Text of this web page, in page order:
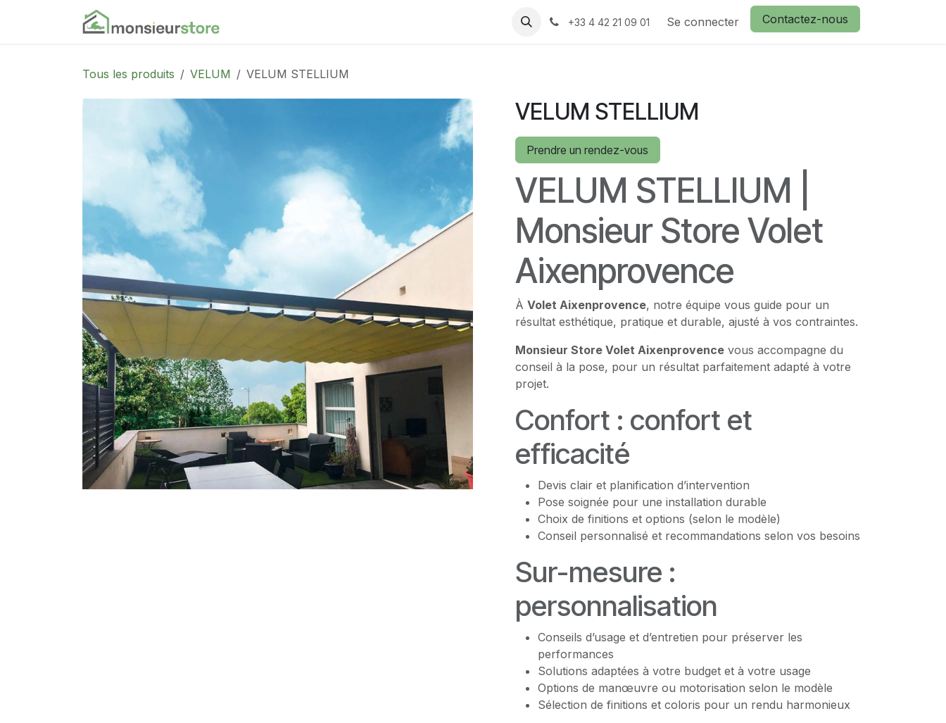
Se rendre au contenu
Rendez-vous Contactez nous
+33 4 42 21 09 01 Se connecter Contactez-nous
Tous les produits VELUM VELUM STELLIUM
VELUM STELLIUM
Prendre un rendez-vous
VELUM STELLIUM |
Monsieur Store Volet
Aixenprovence
À Volet Aixenprovence, notre équipe vous guide pour un
résultat esthétique, pratique et durable, ajusté à vos contraintes.
Monsieur Store Volet Aixenprovence vous accompagne du
conseil à la pose, pour un résultat parfaitement adapté à votre
projet.
Confort : confort et
efficacité
Devis clair et planification d’intervention
Pose soignée pour une installation durable
Choix de finitions et options (selon le modèle)
Conseil personnalisé et recommandations selon vos besoins
Sur-mesure :
personnalisation
Conseils d’usage et d’entretien pour préserver les
performances
Solutions adaptées à votre budget et à votre usage
Options de manœuvre ou motorisation selon le modèle
Sélection de finitions et coloris pour un rendu harmonieux